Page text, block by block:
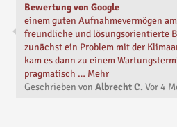
Bewertung von Google
einem guten Aufnahmevermögen
freundliche und lösungsorientierte
zunächst ein Problem mit der
kam es dann zu einem
pragmatisch … Mehr
Geschrieben von Albrecht C. Vor4